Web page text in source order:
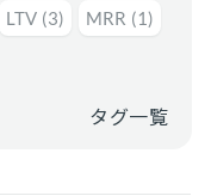
LTV (3) MRR (1)
タグ一覧